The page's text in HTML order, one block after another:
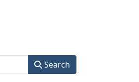
Search